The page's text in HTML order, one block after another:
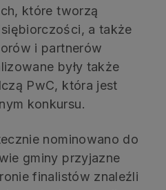
które tworzą
a także
i partnerów
były także
PwC, która jest
konkursu.
nominowano do
gminy przyjazne
finalistów znaleźli